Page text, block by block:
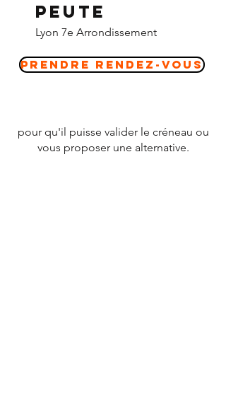
peute
Lyon 7e Arrondissement
Prendre Rendez-vous
pour qu'il puisse valider le créneau ou
vous proposer une alternative.